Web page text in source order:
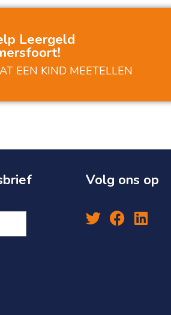
en hielp zonder te
top.
Leergeld
EEN KIND MEETELLEN
Volg ons op